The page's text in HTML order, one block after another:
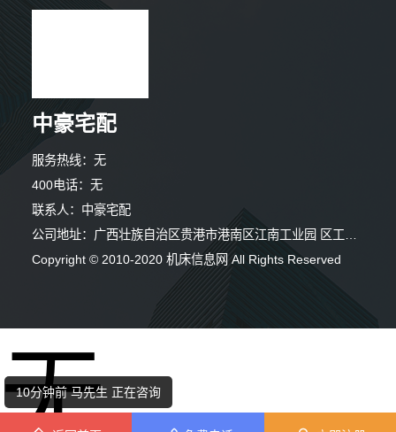
中豪宅配
服务热线：无
400电话：无
联系人：中豪宅配
Copyright © 2010-2020 机床信息网 All Rights Reserved
10分钟前 马先生 正在咨询
无